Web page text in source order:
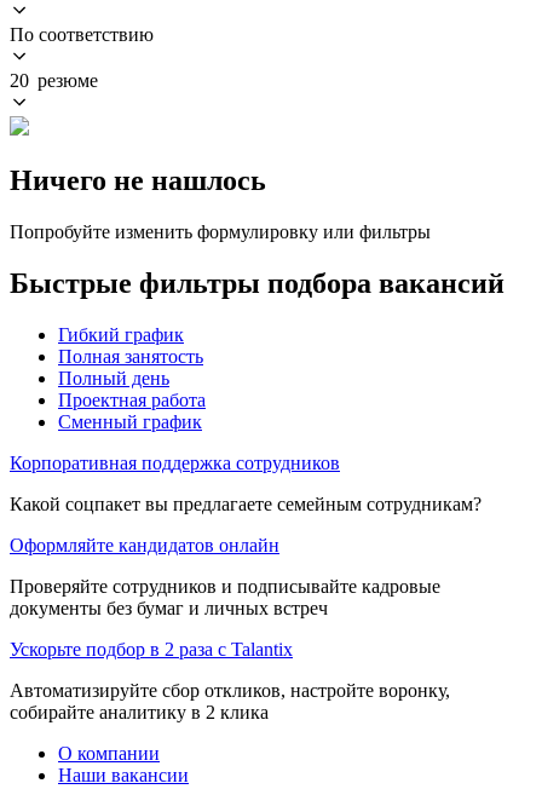
По соответствию
20 резюме
Ничего не нашлось
Попробуйте изменить формулировку или фильтры
Быстрые фильтры подбора вакансий
Гибкий график
Полная занятость
Полный день
Проектная работа
Сменный график
Корпоративная поддержка сотрудников
Какой соцпакет вы предлагаете семейным сотрудникам?
Оформляйте кандидатов онлайн
Проверяйте сотрудников и подписывайте кадровые
документы без бумаг и личных встреч
Ускорьте подбор в 2 раза с Talantix
Автоматизируйте сбор откликов, настройте воронку,
собирайте аналитику в 2 клика
О компании
Наши вакансии